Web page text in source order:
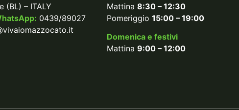
(BL) – ITALY
0439/89027
Mattina 8:30 – 12:30
Pomeriggio 15:00 – 19:00
Domenica e festivi
Mattina 9:00 – 12:00